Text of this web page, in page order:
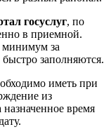
госуслуг, по
в приемной.
минимум за
заполняются.
иметь при
из
время